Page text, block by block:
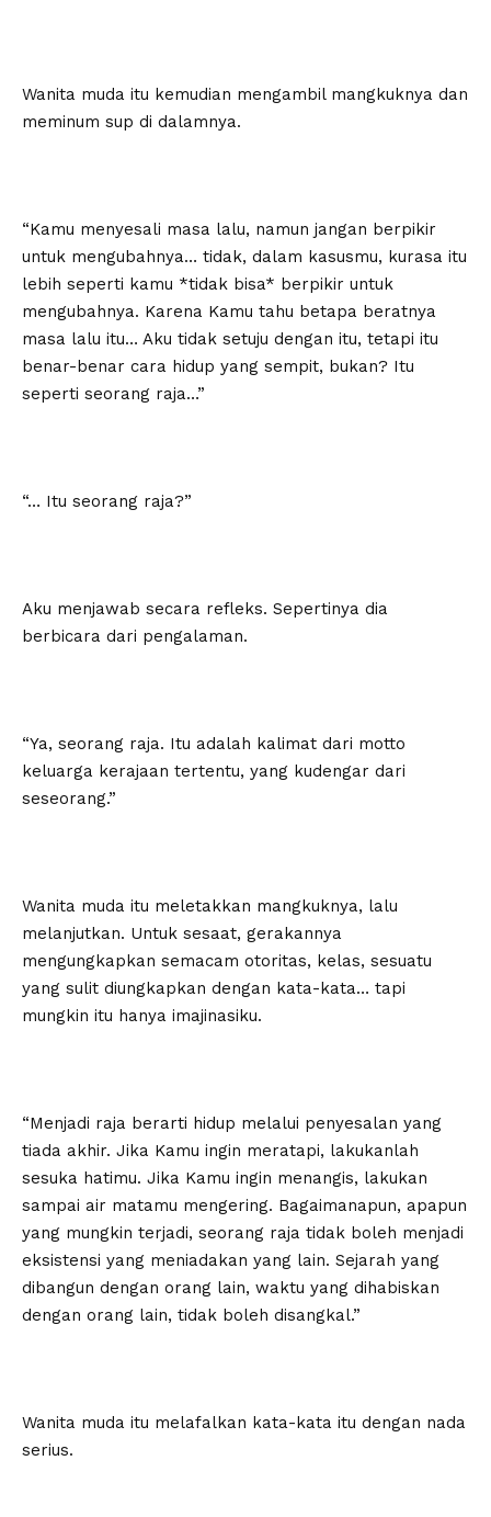
Wanita muda itu kemudian mengambil mangkuknya dan
meminum sup di dalamnya.
“Kamu menyesali masa lalu, namun jangan berpikir
untuk mengubahnya… tidak, dalam kasusmu, kurasa itu
lebih seperti kamu *tidak bisa* berpikir untuk
mengubahnya. Karena Kamu tahu betapa beratnya
masa lalu itu… Aku tidak setuju dengan itu, tetapi itu
benar-benar cara hidup yang sempit, bukan? Itu
seperti seorang raja…”
“… Itu seorang raja?”
Aku menjawab secara refleks. Sepertinya dia
berbicara dari pengalaman.
“Ya, seorang raja. Itu adalah kalimat dari motto
keluarga kerajaan tertentu, yang kudengar dari
seseorang.”
Wanita muda itu meletakkan mangkuknya, lalu
melanjutkan. Untuk sesaat, gerakannya
mengungkapkan semacam otoritas, kelas, sesuatu
yang sulit diungkapkan dengan kata-kata… tapi
mungkin itu hanya imajinasiku.
“Menjadi raja berarti hidup melalui penyesalan yang
tiada akhir. Jika Kamu ingin meratapi, lakukanlah
sesuka hatimu. Jika Kamu ingin menangis, lakukan
sampai air matamu mengering. Bagaimanapun, apapun
yang mungkin terjadi, seorang raja tidak boleh menjadi
eksistensi yang meniadakan yang lain. Sejarah yang
dibangun dengan orang lain, waktu yang dihabiskan
dengan orang lain, tidak boleh disangkal.”
Wanita muda itu melafalkan kata-kata itu dengan nada
serius.